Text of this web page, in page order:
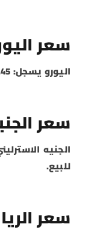
سعر
اليورو يسجل: 58.45 جنيها للشراء، 58.62 جنيه للبيع.
سعر
للبيع.
سعر